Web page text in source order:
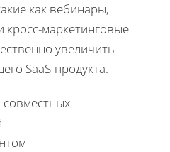
как вебинары,
кросс-маркетинговые
увеличить
SaaS-продукта.